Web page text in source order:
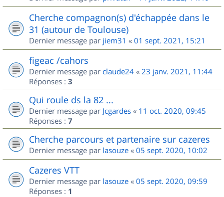
Cherche compagnon(s) d'échappée dans le
31 (autour de Toulouse)
Dernier message par jiem31 « 01 sept. 2021, 15:21
figeac /cahors
Dernier message par claude24 « 23 janv. 2021, 11:44
Réponses : 3
Qui roule ds la 82 ...
Dernier message par Jcgardes « 11 oct. 2020, 09:45
Réponses : 7
Cherche parcours et partenaire sur cazeres
Dernier message par lasouze « 05 sept. 2020, 10:02
Cazeres VTT
Dernier message par lasouze « 05 sept. 2020, 09:59
Réponses : 1